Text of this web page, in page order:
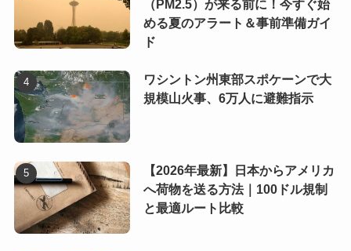
（PM2.5）が来る前に！今すぐ始
める夏のアラート＆事前準備ガイ
ド
ワシントン州東部スポケーンで大
規模山火事、6万人に避難指示
【2026年最新】日本からアメリカ
へ荷物を送る方法｜100ドル規制
と最適ルート比較